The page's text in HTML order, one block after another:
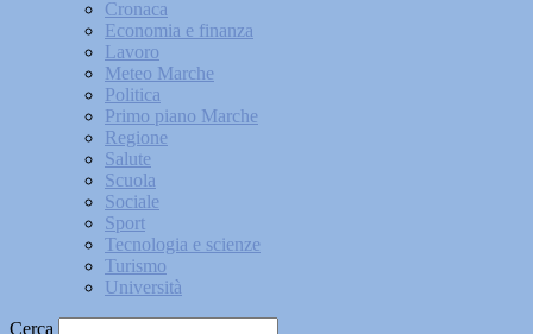
Cronaca
Economia e finanza
Lavoro
Meteo Marche
Politica
Primo piano Marche
Regione
Salute
Scuola
Sociale
Sport
Tecnologia e scienze
Turismo
Università
Cerca